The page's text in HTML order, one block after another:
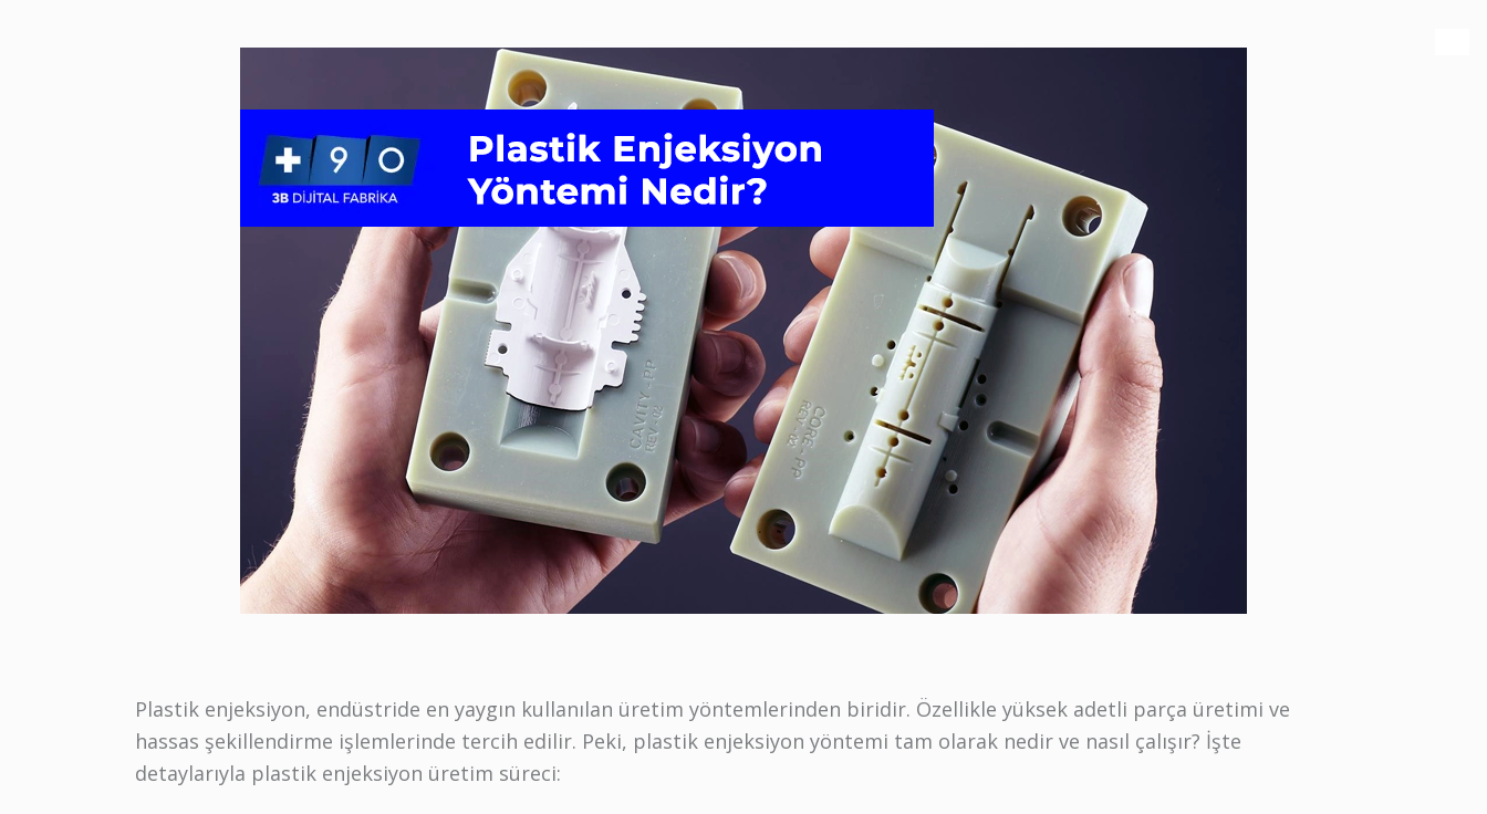
Plastik enjeksiyon, endüstride en yaygın kullanılan üretim yöntemlerinden biridir. Özellikle yüksek adetli parça üretimi ve
hassas şekillendirme işlemlerinde tercih edilir. Peki, plastik enjeksiyon yöntemi tam olarak nedir ve nasıl çalışır? İşte
detaylarıyla plastik enjeksiyon üretim süreci: